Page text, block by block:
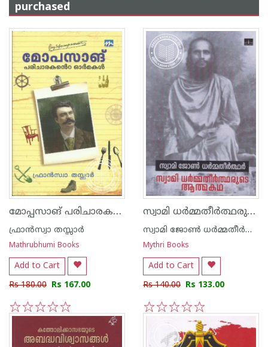
purchased
മോപ്പസാങ് പരിചാരകന്റെ ഓര്‍മ്മകള്‍
ഫ്രാന്‍സ്വാ തസ്സാര്‍
Mathrubhumi Books
Add to Cart
Rs 180.00 Rs 167.00
5
4
3
2
1
സ്വാമി ധര്‍മ്മതീര്‍ത്ഥരുടെ ആത്മകഥ
സ്വാമി ജോണ്‍ ധര്‍മ്മതീര്‍ത്ഥന്‍
Mythri Books
Add to Cart
Rs 140.00 Rs 133.00
5
1